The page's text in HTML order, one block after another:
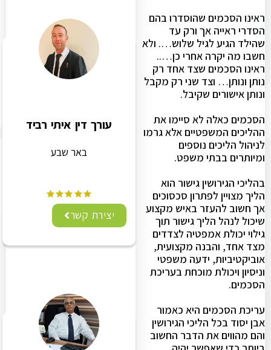
ראינו הסכמים שהוסדרו בהם
הסדרי ראייה אך ורק עד
שהילד הגיע לגיל שלוש…. ולא
חשבו מה יקרה אחרי כן…..
ראינו הסכמים שצד אחד רק
נותן ונותן… וצד שני רק מקבל
ונותן אישורים שקיבל.
הסכמים כאלה לא סיימו את
ההליכים המשפטיים אלא גרמו
לניהול הליכים נוספים
ומיותרים בבתי משפט.
בהליכי הגירושין גישור הוא
הליך מצויין לפתרון סכסוכים
אך חשוב להעזר באיש מקצוע
שיכול לנהל הליך גישור תוך
גילוי יכולת אמפטיה לצדדים
מצד אחד, והבנה מקצועית,
אוביקטיביות, ידעה משפטי
וניסיון ויכולת מוכחת בעריכת
הסכמים.
עריכת הסכמים היא כאמור
אבן יסוד בכל הליכי הגירושין
והם מהווים את הדבר החשוב
עורך דין איתי רביד
באר שבע
יצירת קשר